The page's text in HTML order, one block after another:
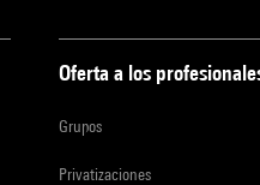
Oferta a los
Grupos
Privatizaciones